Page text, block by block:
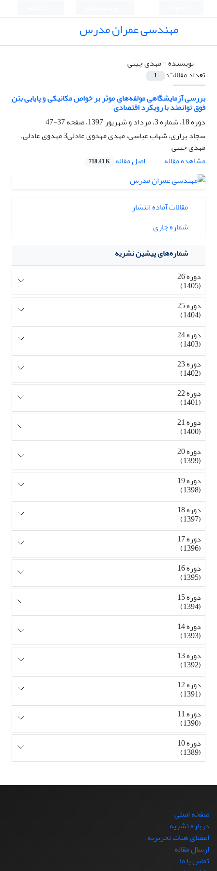
مهندسی عمران مدرس
نویسنده =مهدی چینی
تعداد مقالات:
1
بررسی آزمایشگاهی مولفه‌های موثر بر خواص مکانیکی و پایایی بتن
فوق توانمند با رویکرد اقتصادی
دوره 18، شماره 3، مرداد و شهریور 1397، صفحه
37-47
سجاد براری، شهاب عباسی، مهدی مهدوی عادلی3 مهدوی عادلی،
مهدی چینی
مشاهده مقاله
اصل مقاله 718.41 K
مقالات آماده انتشار
شماره جاری
شماره‌های پیشین نشریه
دوره 26
(1405)
دوره 25
(1404)
دوره 24
(1403)
دوره 23
(1402)
دوره 22
(1401)
دوره 21
(1400)
دوره 20
(1399)
دوره 19
(1398)
دوره 18
(1397)
دوره 17
(1396)
دوره 16
(1395)
دوره 15
(1394)
دوره 14
(1393)
دوره 13
(1392)
دوره 12
(1391)
دوره 11
(1390)
دوره 10
(1389)
صفحه اصلی
درباره نشریه
اعضای هیات تحریریه
ارسال مقاله
تماس با ما